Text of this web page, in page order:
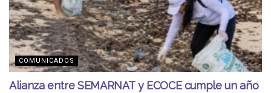
COMUNICADOS
Alianza entre SEMARNAT y ECOCE cumple un año